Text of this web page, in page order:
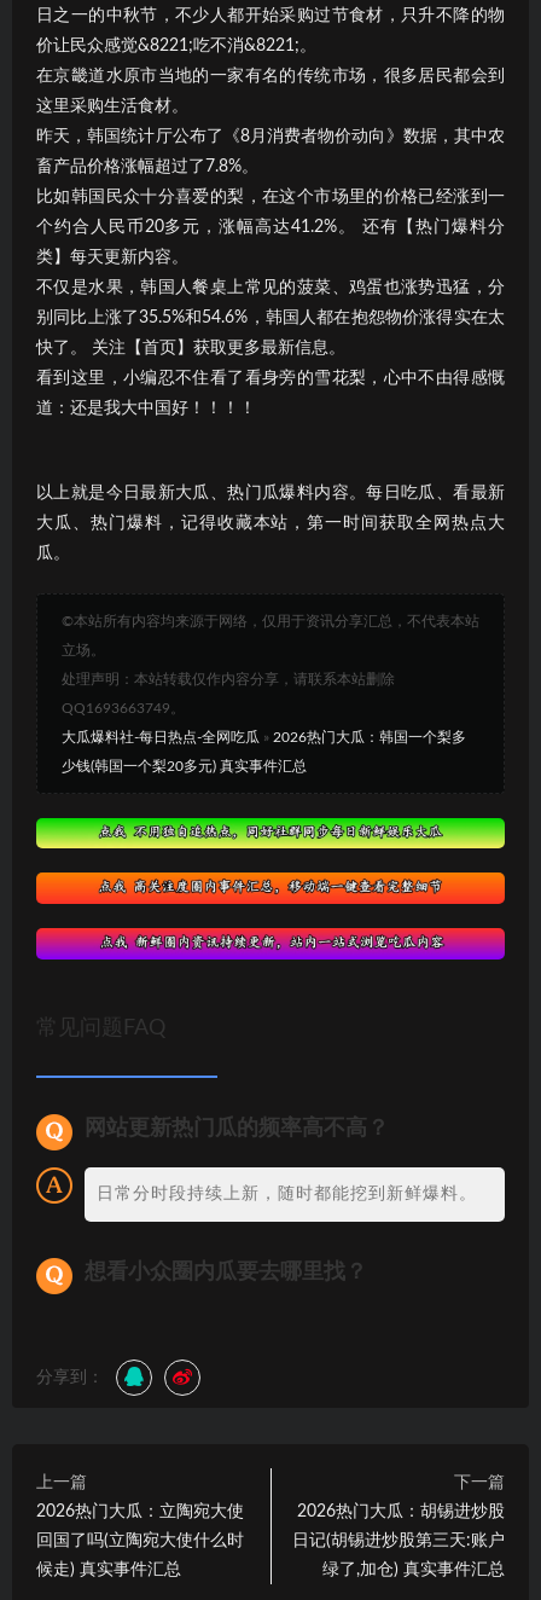
日之一的中秋节，不少人都开始采购过节食材，只升不降的物
价让民众感觉&8221;吃不消&8221;。
在京畿道水原市当地的一家有名的传统市场，很多居民都会到
这里采购生活食材。
昨天，韩国统计厅公布了《8月消费者物价动向》数据，其中农
畜产品价格涨幅超过了7.8%。
比如韩国民众十分喜爱的梨，在这个市场里的价格已经涨到一
个约合人民币20多元，涨幅高达41.2%。 还有【热门爆料分
类】每天更新内容。
不仅是水果，韩国人餐桌上常见的菠菜、鸡蛋也涨势迅猛，分
别同比上涨了35.5%和54.6%，韩国人都在抱怨物价涨得实在太
快了。 关注【首页】获取更多最新信息。
看到这里，小编忍不住看了看身旁的雪花梨，心中不由得感慨
道：还是我大中国好！！！！
以上就是今日最新大瓜、热门瓜爆料内容。每日吃瓜、看最新
大瓜、热门爆料，记得收藏本站，第一时间获取全网热点大
瓜。
©本站所有内容均来源于网络，仅用于资讯分享汇总，不代表本站
立场。
处理声明：本站转载仅作内容分享，请联系本站删除
QQ1693663749。
大瓜爆料社-每日热点-全网吃瓜 » 2026热门大瓜：韩国一个梨多
少钱(韩国一个梨20多元) 真实事件汇总
常见问题FAQ
网站更新热门瓜的频率高不高？
日常分时段持续上新，随时都能挖到新鲜爆料。
想看小众圈内瓜要去哪里找？
分享到：
上一篇
2026热门大瓜：立陶宛大使
回国了吗(立陶宛大使什么时
候走) 真实事件汇总
下一篇
2026热门大瓜：胡锡进炒股
日记(胡锡进炒股第三天:账户
绿了,加仓) 真实事件汇总